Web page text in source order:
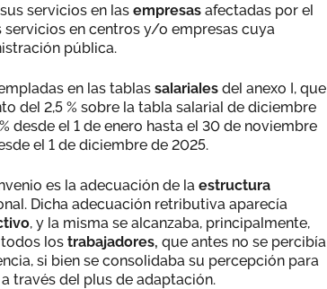
servicios en las empresas afectadas por el
en centros y/o empresas cuya
pública.
en las tablas salariales del anexo I, que
del 2,5 % sobre la tabla salarial de diciembre
desde el 1 de enero hasta el 30 de noviembre
el 1 de diciembre de 2025.
es la adecuación de la estructura
Dicha adecuación retributiva aparecía
, y la misma se alcanzaba, principalmente,
los trabajadores, que antes no se percibía
si bien se consolidaba su percepción para
través del plus de adaptación.